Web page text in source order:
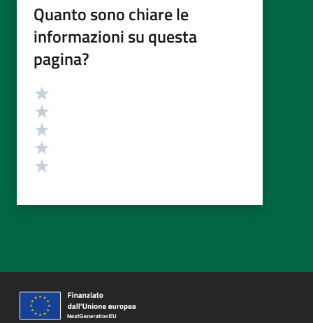
Quanto sono chiare le
informazioni su questa
pagina?
Valutazione